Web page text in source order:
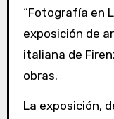
“Fotografía en
exposición de
italiana de
obras.
La exposición,